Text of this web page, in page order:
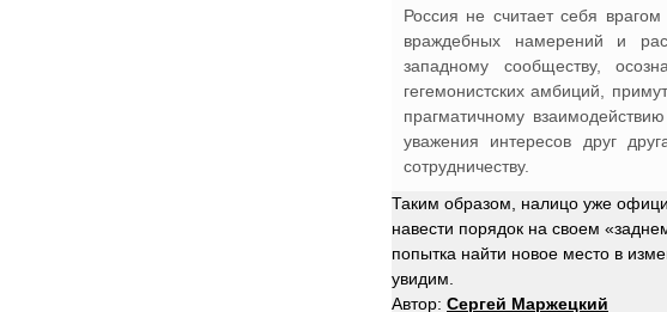
Россия не считает себя
враждебных намерений и
западному сообществу,
гегемонистских амбиций,
прагматичному
уважения интересов друг
сотрудничеству.
Таким образом, налицо уже
навести порядок на своем
попытка найти новое место в
увидим.
Автор: Сергей Маржецкий